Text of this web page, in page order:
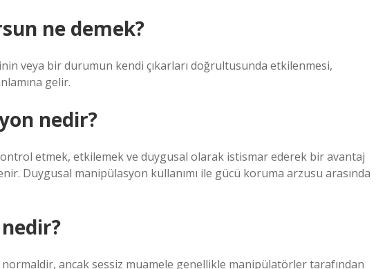
ne demek?
veya bir durumun kendi çıkarları doğrultusunda etkilenmesi,
gelir.
nedir?
etmek, etkilemek ve duygusal olarak istismar ederek bir avantaj
Duygusal manipülasyon kullanımı ile gücü koruma arzusu arasında
ancak sessiz muamele genellikle manipülatörler tarafından